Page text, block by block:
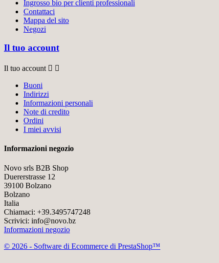
Ingrosso bio per clienti professionali
Contattaci
Mappa del sito
Negozi
Il tuo account
Il tuo account  
Buoni
Indirizzi
Informazioni personali
Note di credito
Ordini
I miei avvisi
Informazioni negozio
Novo srls B2B Shop
Duererstrasse 12
39100 Bolzano
Bolzano
Italia
Chiamaci: +39.3495747248
Scrivici: info@novo.bz
Informazioni negozio
© 2026 - Software di Ecommerce di PrestaShop™